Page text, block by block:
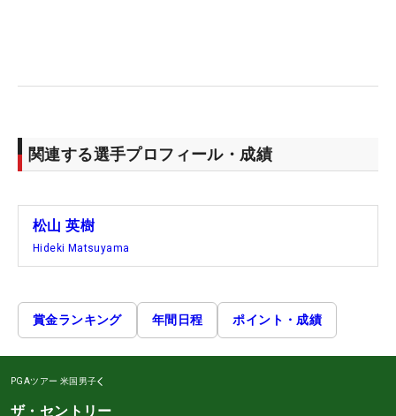
関連する選手プロフィール・成績
松山 英樹
Hideki Matsuyama
賞金ランキング 年間日程 ポイント・成績
PGAツアー 米国男子
ザ・セントリー